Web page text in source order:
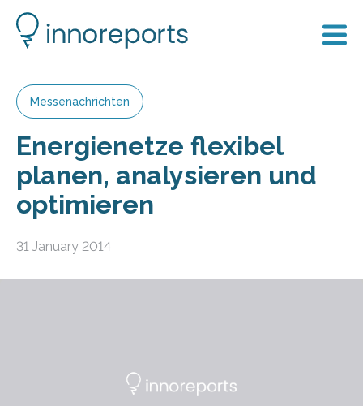
Messenachrichten
Energienetze flexibel
planen, analysieren und
optimieren
31 January 2014